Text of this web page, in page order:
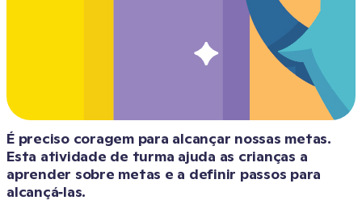
É preciso coragem para alcançar nossas metas.
Esta atividade de turma ajuda as crianças a
aprender sobre metas e a definir passos para
alcançá‑las.